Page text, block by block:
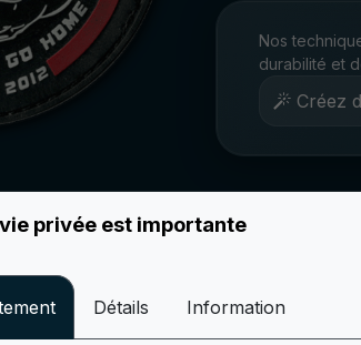
Nos
durabilité et
Créez
sportifs résistants
un engagement constant à
en tenant compte des types
privée est importante
Détails Information